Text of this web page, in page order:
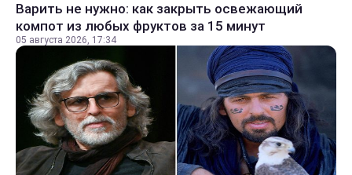
Варить не нужно: как закрыть освежающий
компот из любых фруктов за 15 минут
05 августа 2026, 17:34